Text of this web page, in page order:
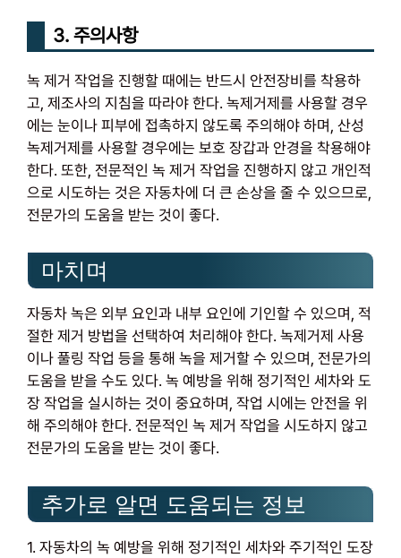
3. 주의사항
녹 제거 작업을 진행할 때에는 반드시 안전장비를 착용하
고, 제조사의 지침을 따라야 한다. 녹제거제를 사용할 경우
에는 눈이나 피부에 접촉하지 않도록 주의해야 하며, 산성
녹제거제를 사용할 경우에는 보호 장갑과 안경을 착용해야
한다. 또한, 전문적인 녹 제거 작업을 진행하지 않고 개인적
으로 시도하는 것은 자동차에 더 큰 손상을 줄 수 있으므로,
전문가의 도움을 받는 것이 좋다.
마치며
자동차 녹은 외부 요인과 내부 요인에 기인할 수 있으며, 적
절한 제거 방법을 선택하여 처리해야 한다. 녹제거제 사용
이나 풀링 작업 등을 통해 녹을 제거할 수 있으며, 전문가의
도움을 받을 수도 있다. 녹 예방을 위해 정기적인 세차와 도
장 작업을 실시하는 것이 중요하며, 작업 시에는 안전을 위
해 주의해야 한다. 전문적인 녹 제거 작업을 시도하지 않고
전문가의 도움을 받는 것이 좋다.
추가로 알면 도움되는 정보
1. 자동차의 녹 예방을 위해 정기적인 세차와 주기적인 도장